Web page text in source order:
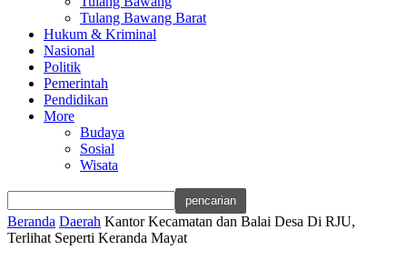
Tulang Bawang Barat
Hukum & Kriminal
Nasional
Politik
Pemerintah
Pendidikan
More
Budaya
Sosial
Wisata
Beranda Daerah Kantor Kecamatan dan Balai Desa Di RJU,
Terlihat Seperti Keranda Mayat